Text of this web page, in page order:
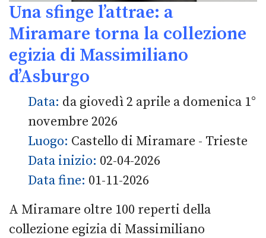
Una sfinge l’attrae: a
Miramare torna la collezione
egizia di Massimiliano
d’Asburgo
Data: da giovedì 2 aprile a domenica 1°
novembre 2026
Luogo: Castello di Miramare - Trieste
Data inizio: 02-04-2026
Data fine: 01-11-2026
A Miramare oltre 100 reperti della
collezione egizia di Massimiliano